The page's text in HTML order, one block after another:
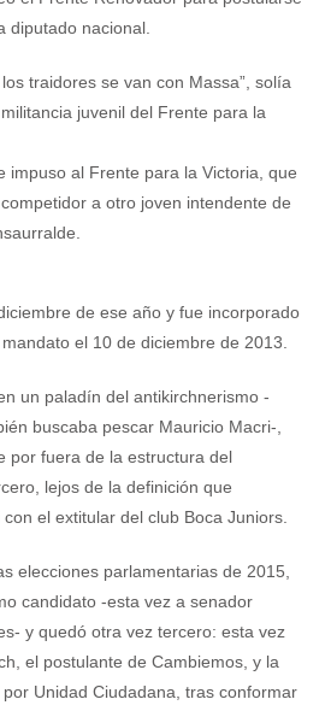
diputado nacional.
traidores se van con Massa”, solía
juvenil del Frente para la
impuso al Frente para la Victoria, que
a otro joven intendente de
de ese año y fue incorporado
el 10 de diciembre de 2013.
un paladín del antikirchnerismo -
buscaba pescar Mauricio Macri-,
por fuera de la estructura del
lejos de la definición que
el extitular del club Boca Juniors.
elecciones parlamentarias de 2015,
candidato -esta vez a senador
y quedó otra vez tercero: esta vez
el postulante de Cambiemos, y la
Unidad Ciudadana, tras conformar